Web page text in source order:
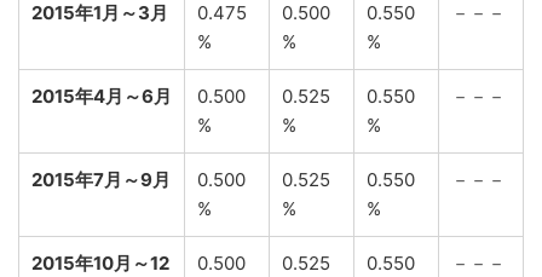
2015年1月～3月
0.475
%
0.500
%
0.550
%
－－－
2015年4月～6月
0.500
%
0.525
%
0.550
%
－－－
2015年7月～9月
0.500
%
0.525
%
0.550
%
－－－
2015年10月～12
0.500
0.525
0.550
－－－